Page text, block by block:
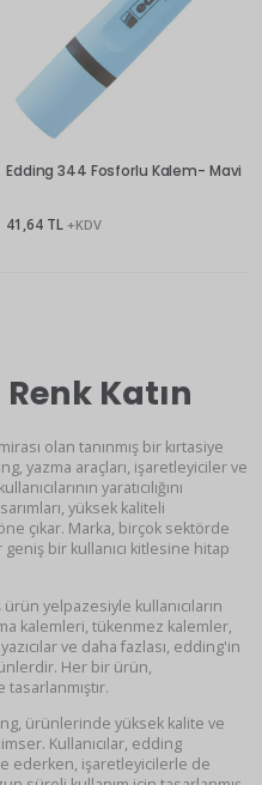
Edding 344 Fosforlu Kalem- Mavi
41,64 TL +KDV
Renk Katın
olan tanınmış bir kırtasiye
yazma araçları, işaretleyiciler ve
yaratıcılığını
yüksek kaliteli
çıkar. Marka, birçok sektörde
bir kullanıcı kitlesine hitap
yelpazesiyle kullanıcıların
kalemleri, tükenmez kalemler,
ve daha fazlası, edding'in
Her bir ürün,
tasarlanmıştır.
ürünlerinde yüksek kalite ve
Kullanıcılar, edding
ederken, işaretleyicilerle de